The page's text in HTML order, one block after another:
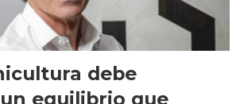
debe
equilibrio que